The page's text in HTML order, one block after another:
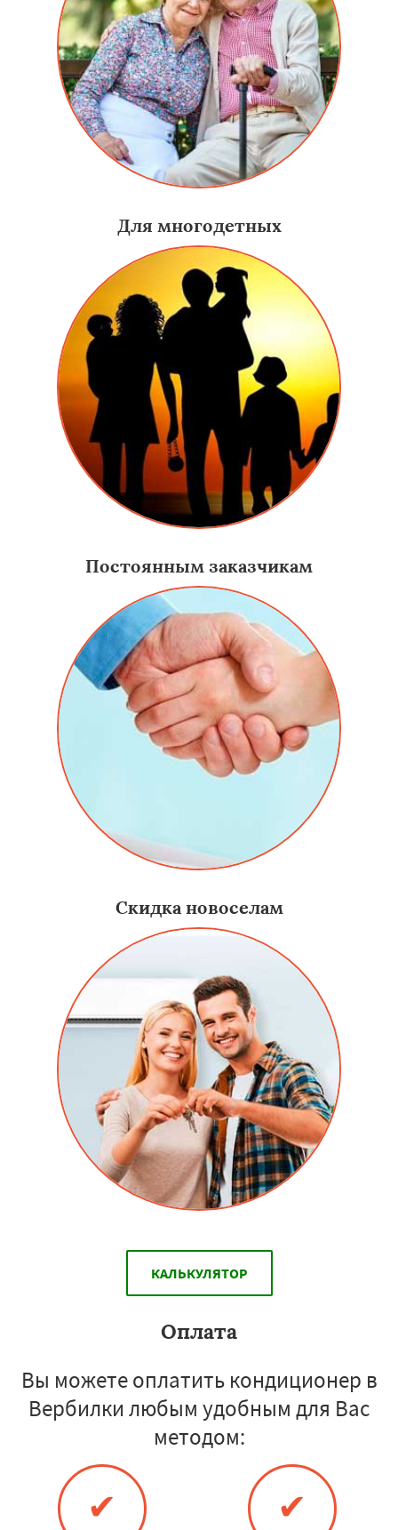
Для многодетных
Постоянным заказчикам
Скидка новоселам
КАЛЬКУЛЯТОР
Оплата
Вы можете оплатить кондиционер в
Вербилки любым удобным для Вас
методом:
✔ ✔